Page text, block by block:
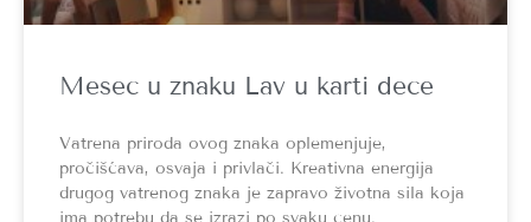
Mesec u znaku Lav u karti dece
Vatrena priroda ovog znaka oplemenjuje,
pročišćava, osvaja i privlači. Kreativna energija
drugog vatrenog znaka je zapravo životna sila koja
ima potrebu da se izrazi po svaku cenu.